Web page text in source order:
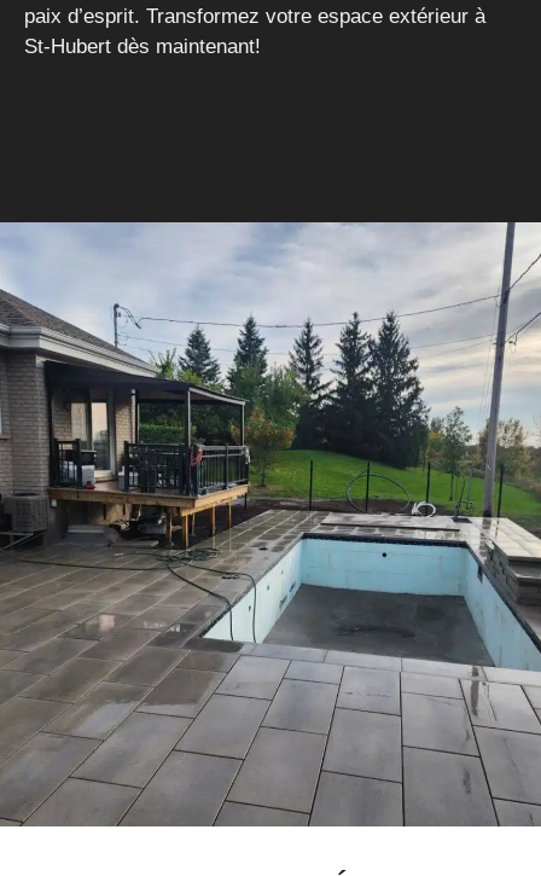
paix d’esprit. Transformez votre espace extérieur à
St-Hubert dès maintenant!